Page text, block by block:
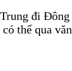
đi
thể qua